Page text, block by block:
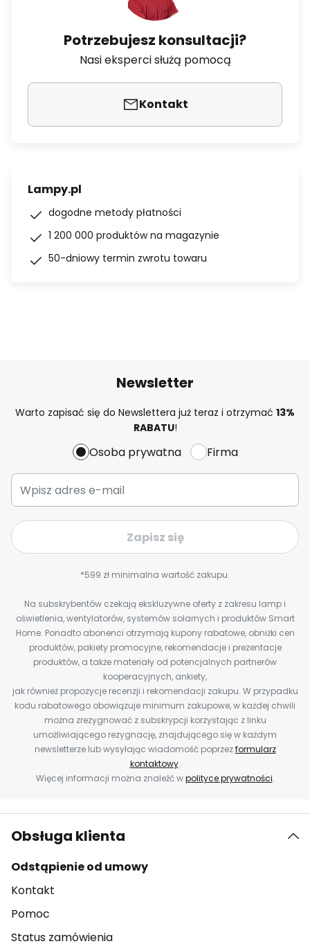
Potrzebujesz konsultacji?
Nasi eksperci służą pomocą
Kontakt
Lampy.pl
dogodne metody płatności
1 200 000 produktów na magazynie
50-dniowy termin zwrotu towaru
Newsletter
Warto zapisać się do Newslettera już teraz i otrzymać 13%
RABATU!
Osoba prywatna Firma
Zapisz się
*599 zł minimalna wartość zakupu.
Na subskrybentów czekają ekskluzywne oferty z zakresu lamp i
oświetlenia, wentylatorów, systemów solarnych i produktów Smart
Home. Ponadto abonenci otrzymają kupony rabatowe, obniżki cen
produktów, pakiety promocyjne, rekomendacje i prezentacje
produktów, a także materiały od potencjalnych partnerów
kooperacyjnych, ankiety,
jak również propozycje recenzji i rekomendacji zakupu. W przypadku
kodu rabatowego obowiązuje minimum zakupowe, w każdej chwili
można zrezygnować z subskrypcji korzystając z linku
umożliwiającego rezygnację, znajdującego się w każdym
newsletterze lub wysyłając wiadomość poprzezformularz
kontaktowy.
Więcej informacji można znaleźć wpolityce prywatności.
Obsługa klienta
Odstąpienie od umowy
Kontakt
Pomoc
Status zamówienia